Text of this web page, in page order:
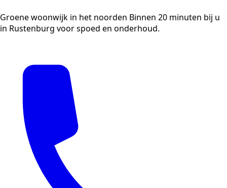
Groene woonwijk in het noorden Binnen 20 minuten bij u
in Rustenburg voor spoed en onderhoud.